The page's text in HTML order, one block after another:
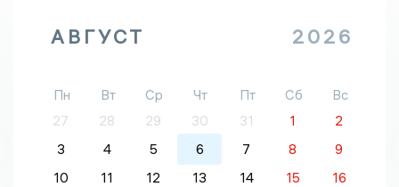
АВГУСТ 2026
Пн Вт Ср Чт Пт Сб
Вс
27
28 29 30 31 1
2
3
4 5 6 7 8
9
10
11 12 13 14 15
16